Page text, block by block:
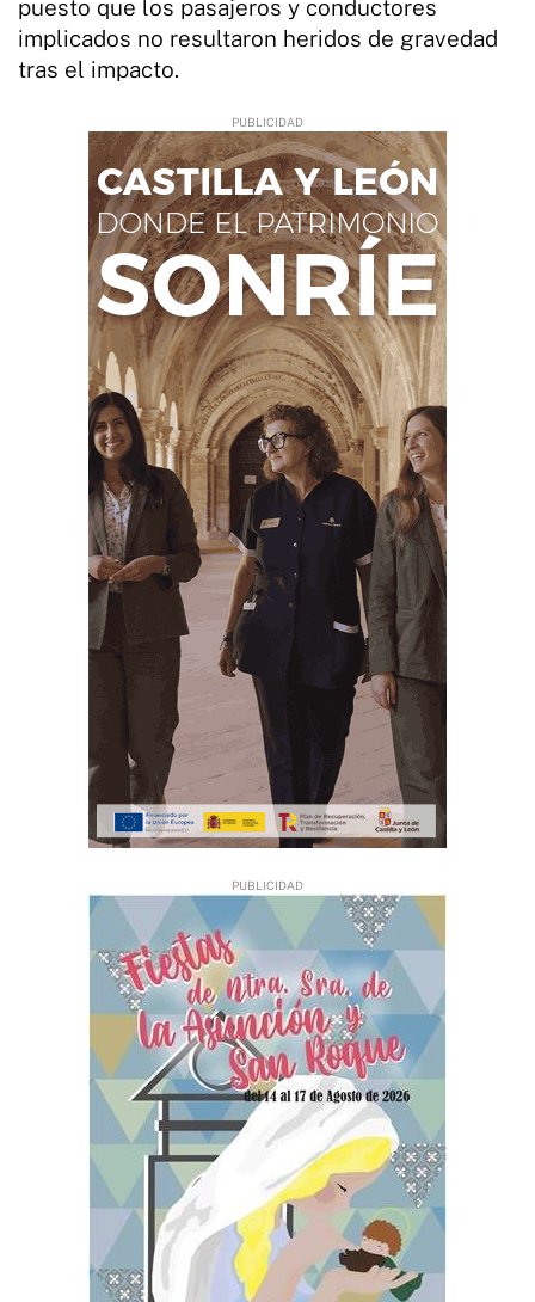
puesto que los pasajeros y conductores
implicados no resultaron heridos de gravedad
tras el impacto.